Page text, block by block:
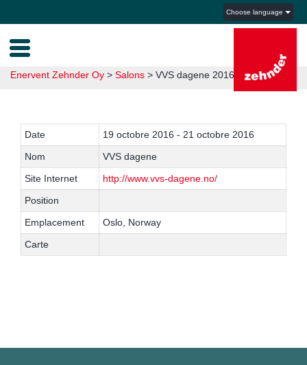
Choose language
Enervent Zehnder Oy > Salons > VVS dagene 2016
Date
19 octobre 2016 - 21 octobre 2016
Nom
VVS dagene
Site Internet
http://www.vvs-dagene.no/
Position
Emplacement
Oslo, Norway
Carte